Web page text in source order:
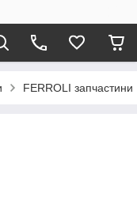
FERROLI запчастини